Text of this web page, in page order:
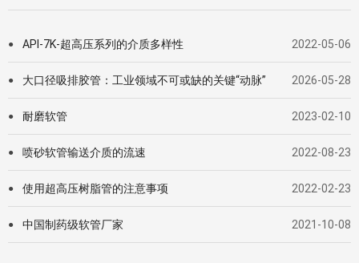
● API-7K-超高压系列的介质多样性 2022-05-06
● 大口径吸排胶管：工业领域不可或缺的关键“动脉” 2026-05-28
● 耐磨软管 2023-02-10
● 喷砂软管输送介质的流速 2022-08-23
● 使用超高压树脂管的注意事项 2022-02-23
● 中国制药级软管厂家 2021-10-08